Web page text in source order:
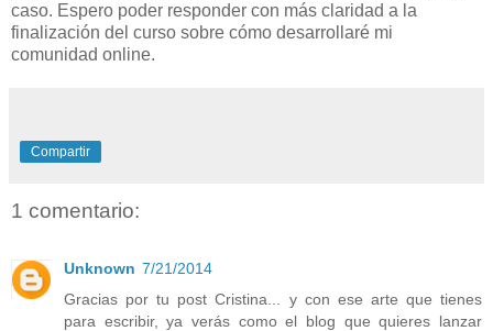
caso. Espero poder responder con más claridad a la
finalización del curso sobre cómo desarrollaré mi
comunidad online.
Compartir
1 comentario:
Unknown 7/21/2014
Gracias por tu post Cristina... y con ese arte que tienes
para escribir, ya verás como el blog que quieres lanzar